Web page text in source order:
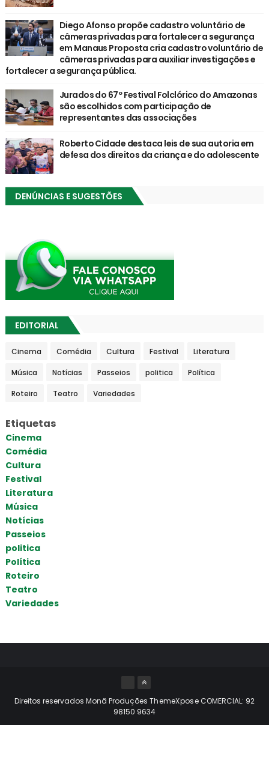
Diego Afonso propõe cadastro voluntário de
câmeras privadas para fortalecer a segurança
em Manaus Proposta cria cadastro voluntário de
câmeras privadas para auxiliar investigações e
fortalecer a segurança pública.
Jurados do 67º Festival Folclórico do Amazonas
são escolhidos com participação de
representantes das associações
Roberto Cidade destaca leis de sua autoria em
defesa dos direitos da criança e do adolescente
DENÚNCIAS E SUGESTÕES
EDITORIAL
Cinema Comédia Cultura Festival Literatura
Música Notícias Passeios politica Política
Roteiro Teatro Variedades
Etiquetas
Cinema
Comédia
Cultura
Festival
Literatura
Música
Notícias
Passeios
politica
Política
Roteiro
Teatro
Variedades
Direitos reservados Monã Produções ThemeXposeCOMERCIAL: 92
98150 9634